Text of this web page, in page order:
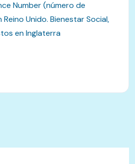
Number (número de
Unido. Bienestar Social,
en Inglaterra